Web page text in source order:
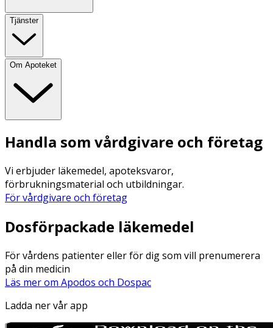
Tjänster
Om Apoteket
Handla som vårdgivare och företag
Vi erbjuder läkemedel, apoteksvaror,
förbrukningsmaterial och utbildningar.
För vårdgivare och företag
Dosförpackade läkemedel
För vårdens patienter eller för dig som vill prenumerera
på din medicin
Läs mer om Apodos och Dospac
Ladda ner vår app